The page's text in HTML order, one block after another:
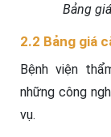
Bảng
2.2 Bảng giá
Bệnh viện
những công
vụ.